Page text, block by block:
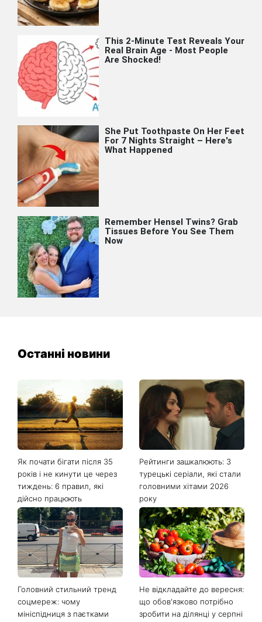
Останні новини
Як почати бігати після 35
років і не кинути це через
тиждень: 6 правил, які
дійсно працюють
Рейтинги зашкалюють: 3
турецькі серіали, які стали
головними хітами 2026
року
Головний стильний тренд
соцмереж: чому
мініспідниця з паєтками
Не відкладайте до вересня:
що обов'язково потрібно
зробити на ділянці у серпні